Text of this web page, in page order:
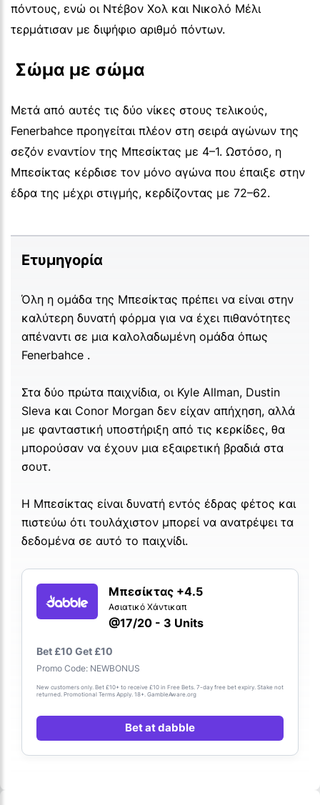
πόντους, ενώ οι Ντέβον Χολ και Νικολό Μέλι
τερμάτισαν με διψήφιο αριθμό πόντων.
Σώμα με σώμα
Μετά από αυτές τις δύο νίκες στους τελικούς,
Fenerbahce προηγείται πλέον στη σειρά αγώνων της
σεζόν εναντίον της Μπεσίκτας με 4–1. Ωστόσο, η
Μπεσίκτας κέρδισε τον μόνο αγώνα που έπαιξε στην
έδρα της μέχρι στιγμής, κερδίζοντας με 72–62.
Ετυμηγορία
Όλη η ομάδα της Μπεσίκτας πρέπει να είναι στην
καλύτερη δυνατή φόρμα για να έχει πιθανότητες
απέναντι σε μια καλολαδωμένη ομάδα όπως
Fenerbahce .
Στα δύο πρώτα παιχνίδια, οι Kyle Allman, Dustin
Sleva και Conor Morgan δεν είχαν απήχηση, αλλά
με φανταστική υποστήριξη από τις κερκίδες, θα
μπορούσαν να έχουν μια εξαιρετική βραδιά στα
σουτ.
Η Μπεσίκτας είναι δυνατή εντός έδρας φέτος και
πιστεύω ότι τουλάχιστον μπορεί να ανατρέψει τα
δεδομένα σε αυτό το παιχνίδι.
Μπεσίκτας +4.5
Ασιατικό Χάντικαπ
@17/20 - 3 Units
Bet £10 Get £10
Promo Code: NEWBONUS
New customers only. Bet £10+ to receive £10 in Free Bets. 7-day free bet expiry. Stake not
returned. Promotional Terms Apply. 18+. GambleAware.org
Bet at dabble